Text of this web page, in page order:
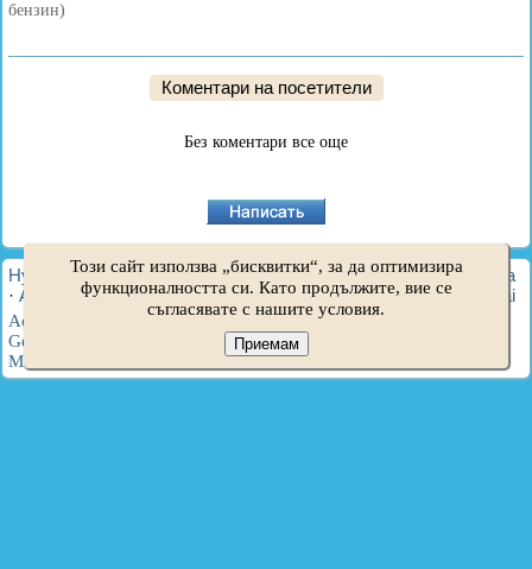
бензин)
Коментари на посетители
Без коментари все още
HyundaiBook.ru © 2018-2026·Пълна версия·Карта на сайта
· Администрация·Търсене в сайта ·Собственици на Hyundai
Accent 1 Accent 2·Accent 3 · Elantra 1 ·Elantra 2
Getz
Santa Fe 2·
Matrix
Този сайт използва „бисквитки“, за да оптимизира
функционалността си. Като продължите, вие се
съгласявате с нашите условия.
Приемам